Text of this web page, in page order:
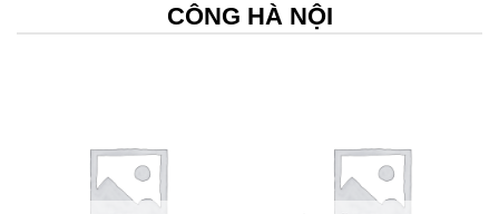
CÔNG HÀ NỘI